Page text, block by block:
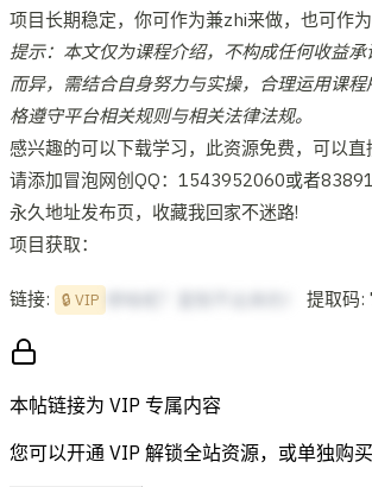
项目长期稳定，你可作为兼zhi来做，也可作为
提示：本文仅为课程介绍，不构成任何收益
而异，需结合自身努力与实操，合理运用课
格遵守平台相关规则与相关法律法规。
感兴趣的可以下载学习，此资源免费，可以
请添加冒泡网创QQ：1543952060或者
永久地址发布页，收藏我回家不迷路!
项目获取：
链接: 🔒 VIP 提取码:
本帖链接为 VIP 专属内容
您可以开通 VIP 解锁全站资源，或单独购买